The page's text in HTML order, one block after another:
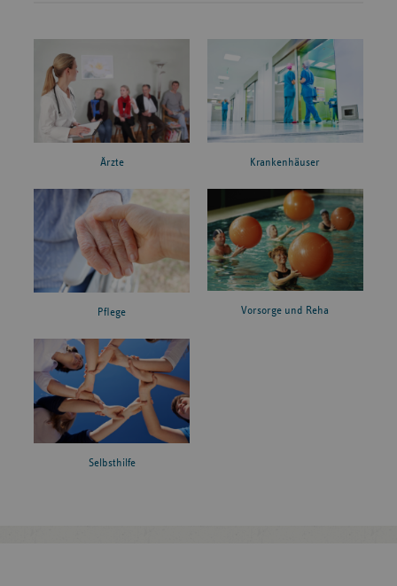
Ärzte Krankenhäuser
Pflege Vorsorge und Reha
Selbsthilfe